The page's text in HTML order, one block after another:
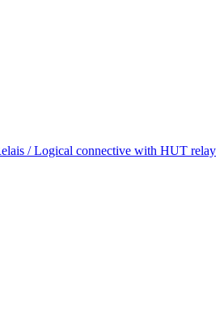
/ Logical connective with HUT relay